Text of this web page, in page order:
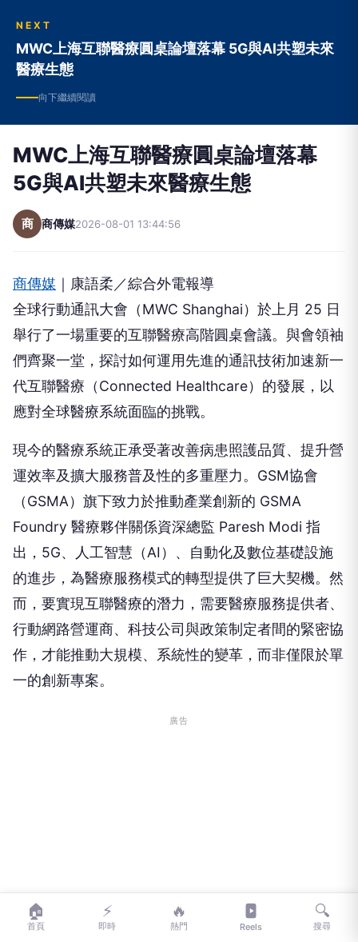
NEXT
MWC上海互聯醫療圓桌論壇落幕 5G與AI共塑未來
醫療生態
向下繼續閱讀
MWC上海互聯醫療圓桌論壇落幕
5G與AI共塑未來醫療生態
商 商傳媒2026-08-01 13:44:56
商傳媒 ｜康語柔／綜合外電報導
全球行動通訊大會（MWC Shanghai）於上月 25 日
舉行了一場重要的互聯醫療高階圓桌會議。與會領袖
們齊聚一堂，探討如何運用先進的通訊技術加速新一
代互聯醫療（Connected Healthcare）的發展，以
應對全球醫療系統面臨的挑戰。
現今的醫療系統正承受著改善病患照護品質、提升營
運效率及擴大服務普及性的多重壓力。GSM協會
（GSMA）旗下致力於推動產業創新的 GSMA
Foundry 醫療夥伴關係資深總監 Paresh Modi 指
出，5G、人工智慧（AI）、自動化及數位基礎設施
的進步，為醫療服務模式的轉型提供了巨大契機。然
而，要實現互聯醫療的潛力，需要醫療服務提供者、
行動網路營運商、科技公司與政策制定者間的緊密協
作，才能推動大規模、系統性的變革，而非僅限於單
一的創新專案。
廣告
🏠
首頁
⚡
即時
🔥
熱門 Reels
🔍
搜尋